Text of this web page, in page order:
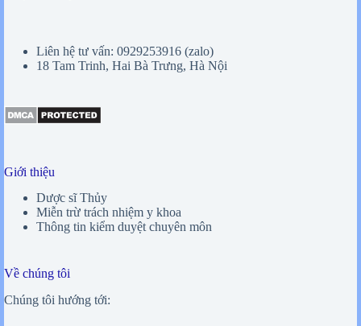
Liên hệ tư vấn: 0929253916 (zalo)
18 Tam Trinh, Hai Bà Trưng, Hà Nội
Giới thiệu
Dược sĩ Thủy
Miễn trừ trách nhiệm y khoa
Thông tin kiểm duyệt chuyên môn
Về chúng tôi
Chúng tôi hướng tới: